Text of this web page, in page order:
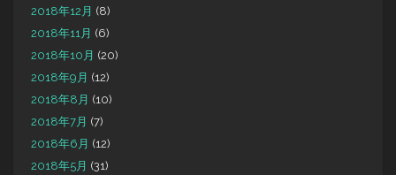
2018年12月 (8)
2018年11月 (6)
2018年10月 (20)
2018年9月 (12)
2018年8月 (10)
2018年7月 (7)
2018年6月 (12)
2018年5月 (31)